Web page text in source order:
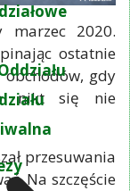
marzec 2020.
ostatnie
gdy
nikt się nie
przesuwania
Na szczęście